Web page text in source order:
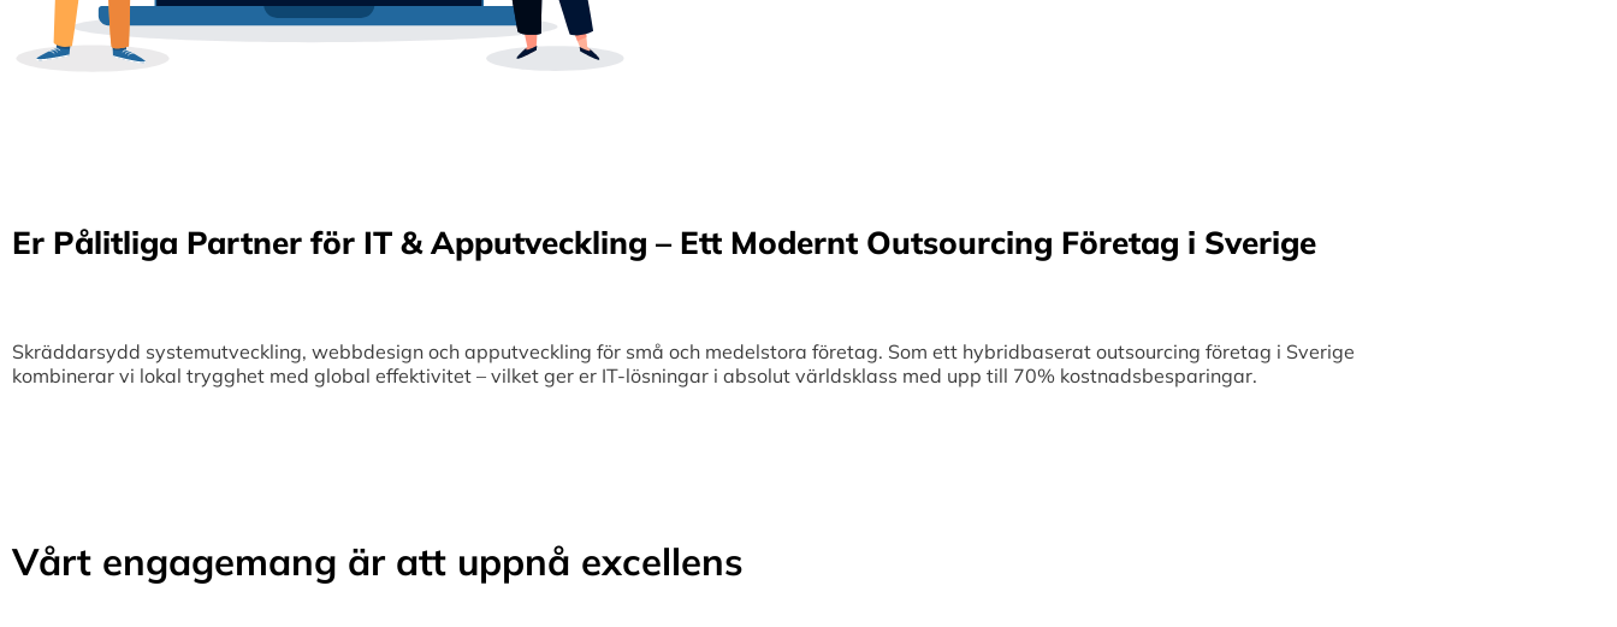
Er Pålitliga Partner för IT & Apputveckling – Ett Modernt Outsourcing Företag i Sverige
Skräddarsydd systemutveckling, webbdesign och apputveckling för små och medelstora företag. Som ett hybridbaserat outsourcing företag i Sverige
kombinerar vi lokal trygghet med global effektivitet – vilket ger er IT-lösningar i absolut världsklass med upp till 70% kostnadsbesparingar.
Vårt engagemang är att uppnå excellens